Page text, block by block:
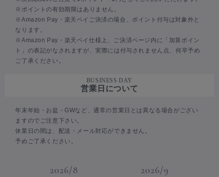
※ポイントの有効期限はありません。
※Amazon Pay・楽天ペイご決済の場合、ポイント付与は対象外と
なります。
※Amazon Pay・楽天ペイ仕様上、ご決済ページ内に「加算ポイン
ト」の表記がなされますが、実際には付与されません点、何卒予め
ご了承ください。
BUSINESS DAY
営業日について
年末年始・お盆・GWなど、通常の営業日とは異なる場合がござい
ますのでご注意下さい。
休業日の間は、配送・メール対応ができません。
予めご了承ください。
2026/8 2026/9